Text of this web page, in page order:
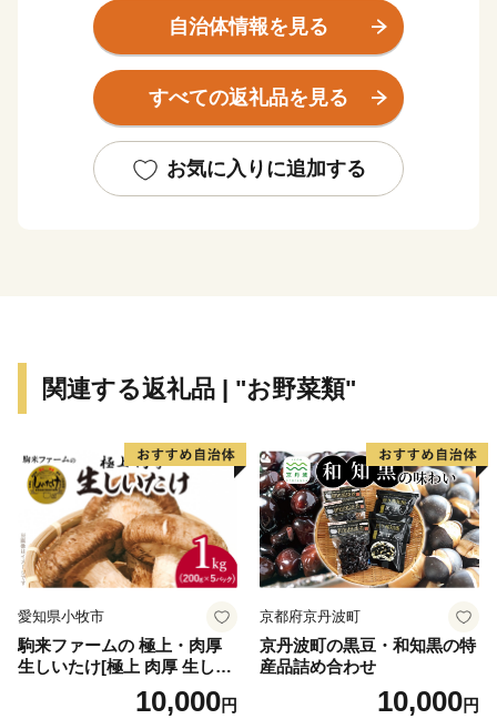
人が暮らすのにまさに「ぼっちり」の都市サイズです。
市域はかなり広いのですが、市街地としては南北３キ
ロ、東西５キロほど。
そのエリアの中に街の機能がぎゅっと詰まったコンパク
高知の魅力は、近くでとれた新鮮な魚や野菜など、季節
自治体情報を見る
すべての返礼品を見る
お気に入りに追加する
関連する返礼品 | "お野菜類"
愛知県小牧市
駒来ファームの 極上・肉厚
生しいたけ[極上 肉厚 生しい
たけ 生シイタケ 生椎茸 安心
安全 国産 採れたて 新鮮 きの
10,000円
京都府京丹波町
京丹波町の黒豆・和知黒の特
産品詰め合わせ
10,000円